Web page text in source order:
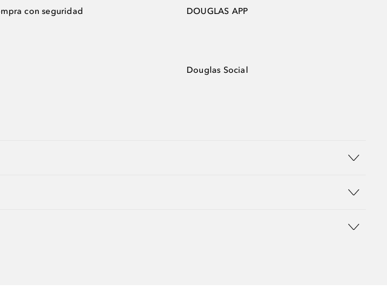
con seguridad DOUGLAS APP
Douglas Social